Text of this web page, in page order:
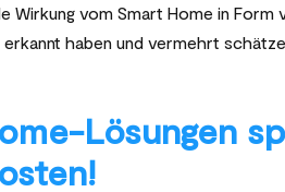
Wirkung vom Smart Home in Form
erkannt haben und vermehrt
Lösungen